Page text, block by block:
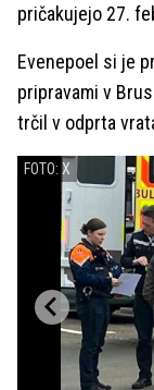
pričakujejo 27.
Evenepoel si je
pripravami v
trčil v odprta
FOTO: X